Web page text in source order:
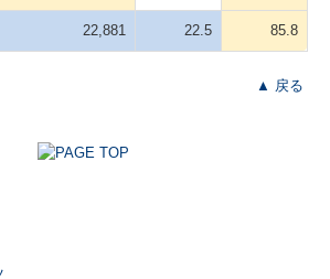
22,881 22.5 85.8
▲ 戻る